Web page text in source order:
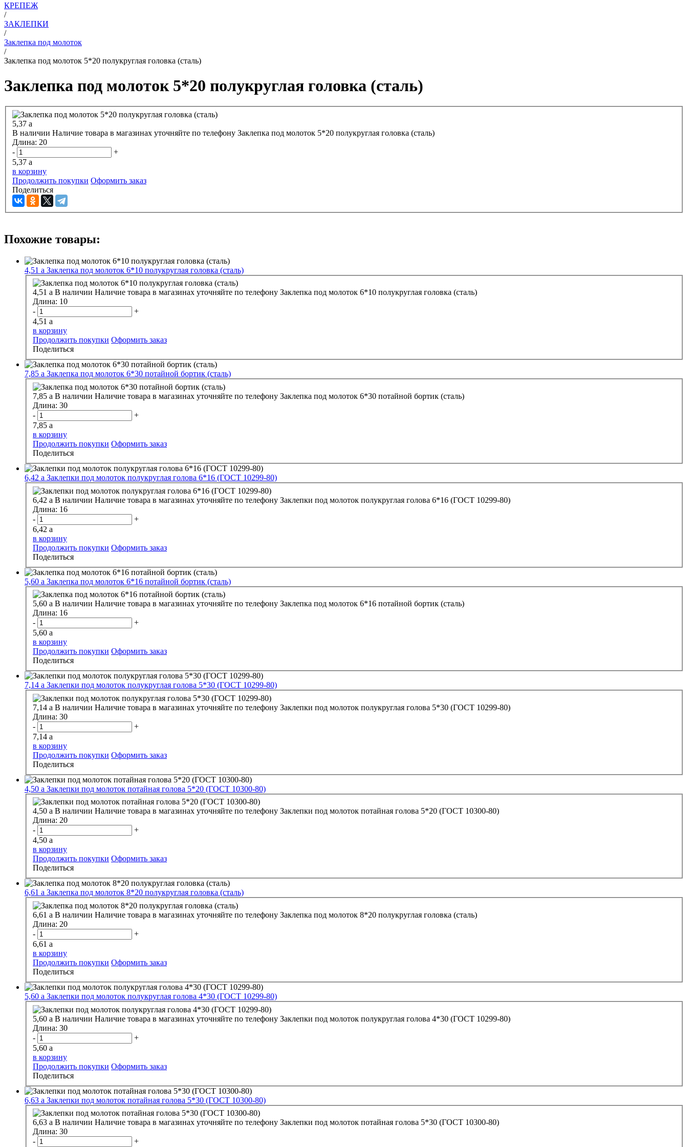
КРЕПЕЖ
/
ЗАКЛЕПКИ
/
Заклепка под молоток
/
Заклепка под молоток 5*20 полукруглая головка (сталь)
Заклепка под молоток 5*20 полукруглая головка (сталь)
5,37 a
В наличии Наличие товара в магазинах уточняйте по телефону Заклепка под молоток 5*20 полукруглая головка (сталь)
Длина: 20
-
+
5,37 a
в корзину
Продолжить покупки Оформить заказ
Поделиться
Похожие товары:
4,51 a Заклепка под молоток 6*10 полукруглая головка (сталь)
4,51 a В наличии Наличие товара в магазинах уточняйте по телефону Заклепка под молоток 6*10 полукруглая головка (сталь)
Длина: 10
-
+
4,51 a
в корзину
Продолжить покупки Оформить заказ
Поделиться
7,85 a Заклепка под молоток 6*30 потайной бортик (сталь)
7,85 a В наличии Наличие товара в магазинах уточняйте по телефону Заклепка под молоток 6*30 потайной бортик (сталь)
Длина: 30
-
+
7,85 a
в корзину
Продолжить покупки Оформить заказ
Поделиться
6,42 a Заклепки под молоток полукруглая голова 6*16 (ГОСТ 10299-80)
6,42 a В наличии Наличие товара в магазинах уточняйте по телефону Заклепки под молоток полукруглая голова 6*16 (ГОСТ 10299-80)
Длина: 16
-
+
6,42 a
в корзину
Продолжить покупки Оформить заказ
Поделиться
5,60 a Заклепка под молоток 6*16 потайной бортик (сталь)
5,60 a В наличии Наличие товара в магазинах уточняйте по телефону Заклепка под молоток 6*16 потайной бортик (сталь)
Длина: 16
-
+
5,60 a
в корзину
Продолжить покупки Оформить заказ
Поделиться
7,14 a Заклепки под молоток полукруглая голова 5*30 (ГОСТ 10299-80)
7,14 a В наличии Наличие товара в магазинах уточняйте по телефону Заклепки под молоток полукруглая голова 5*30 (ГОСТ 10299-80)
Длина: 30
-
+
7,14 a
в корзину
Продолжить покупки Оформить заказ
Поделиться
4,50 a Заклепки под молоток потайная голова 5*20 (ГОСТ 10300-80)
4,50 a В наличии Наличие товара в магазинах уточняйте по телефону Заклепки под молоток потайная голова 5*20 (ГОСТ 10300-80)
Длина: 20
-
+
4,50 a
в корзину
Продолжить покупки Оформить заказ
Поделиться
6,61 a Заклепка под молоток 8*20 полукруглая головка (сталь)
6,61 a В наличии Наличие товара в магазинах уточняйте по телефону Заклепка под молоток 8*20 полукруглая головка (сталь)
Длина: 20
-
+
6,61 a
в корзину
Продолжить покупки Оформить заказ
Поделиться
5,60 a Заклепки под молоток полукруглая голова 4*30 (ГОСТ 10299-80)
5,60 a В наличии Наличие товара в магазинах уточняйте по телефону Заклепки под молоток полукруглая голова 4*30 (ГОСТ 10299-80)
Длина: 30
-
+
5,60 a
в корзину
Продолжить покупки Оформить заказ
Поделиться
6,63 a Заклепки под молоток потайная голова 5*30 (ГОСТ 10300-80)
6,63 a В наличии Наличие товара в магазинах уточняйте по телефону Заклепки под молоток потайная голова 5*30 (ГОСТ 10300-80)
Длина: 30
-
+